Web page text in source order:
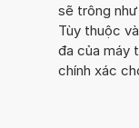
sẽ trông
Tùy thuộc
đa của máy
chính xác